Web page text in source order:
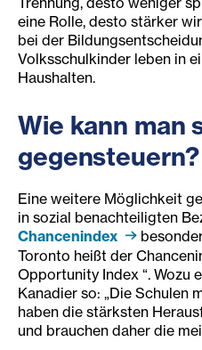
eine Rolle, desto stärker
bei der
Volksschulkinder leben in
Haushalten.
Wie kann man
gegensteuern?
Eine weitere Möglichkeit
in sozial benachteiligten
Chancenindex
Toronto heißt der
Opportunity Index “. Wozu
Kanadier so: „Die Schulen
haben die stärksten
und brauchen daher die